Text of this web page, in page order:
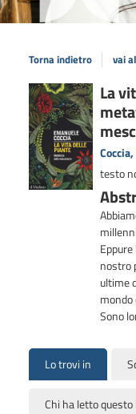
Torna indietro vai
Dettaglio
del
documento
La
testo
nostro
ultime
mondo
Sono
Lo trovi in
Chi ha letto